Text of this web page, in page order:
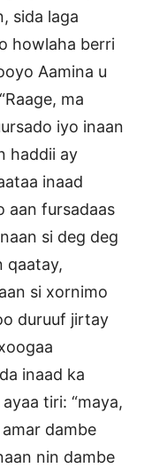
sida laga
howlaha berri
Aamina u
ma
iyo inaan
haddii ay
inaad
aan fursadaas
si deg deg
qaatay,
si xornimo
duruuf jirtay
inaad ka
tiri: “maya,
dambe
nin dambe